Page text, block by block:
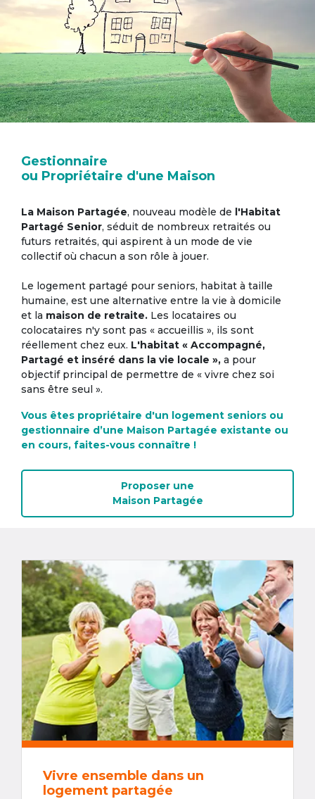
Gestionnaire
ou Propriétaire d'une Maison
La Maison Partagée, nouveau modèle de l'Habitat
Partagé Senior, séduit de nombreux retraités ou
futurs retraités, qui aspirent à un mode de vie
collectif où chacun a son rôle à jouer.
Le logement partagé pour seniors, habitat à taille
humaine, est une alternative entre la vie à domicile
et la maison de retraite. Les locataires ou
colocataires n'y sont pas « accueillis », ils sont
réellement chez eux. L'habitat « Accompagné,
Partagé et inséré dans la vie locale », a pour
objectif principal de permettre de « vivre chez soi
sans être seul ».
Vous êtes propriétaire d'un logement seniors ou
gestionnaire d’une Maison Partagée existante ou
en cours, faites-vous connaître !
Proposer une
Maison Partagée
Vivre ensemble dans un
logement partagée